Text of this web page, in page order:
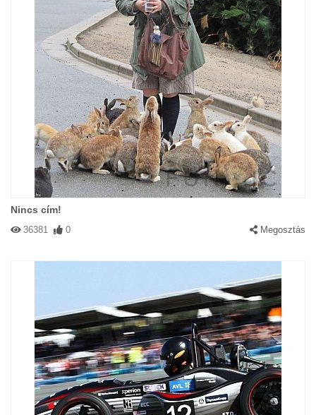
Nincs cím!
36381 0 Megosztás